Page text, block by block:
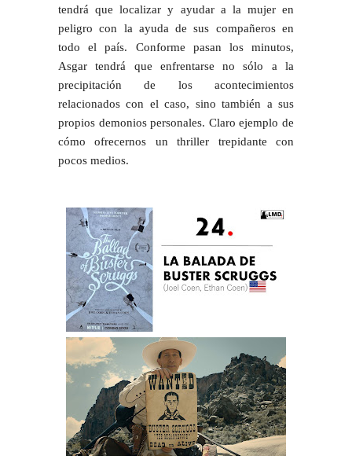
tendrá que localizar y ayudar a la mujer en
peligro con la ayuda de sus compañeros en
todo el país. Conforme pasan los minutos,
Asgar tendrá que enfrentarse no sólo a la
precipitación de los acontecimientos
relacionados con el caso, sino también a sus
propios demonios personales. Claro ejemplo de
cómo ofrecernos un thriller trepidante con
pocos medios.